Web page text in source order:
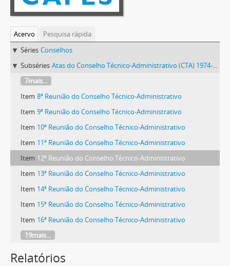
Acervo
Pesquisa rápida
Séries Conselhos
Subséries Atas do Conselho Técnico-Administrativo (CTA) 1974-1981
7mais...
Item 8ª Reunião do Conselho Técnico-Administrativo
Item 9ª Reunião do Conselho Técnico-Administrativo
Item 10ª Reunião do Conselho Técnico-Administrativo
Item 11ª Reunião do Conselho Técnico-Administrativo
Item 12ª Reunião do Conselho Técnico-Administrativo
Item 13ª Reunião do Conselho Técnico-Administrativo
Item 14ª Reunião do Conselho Técnico-Administrativo
Item 15ª Reunião do Conselho Técnico-Administrativo
Item 16ª Reunião do Conselho Técnico-Administrativo
19mais...
Relatórios